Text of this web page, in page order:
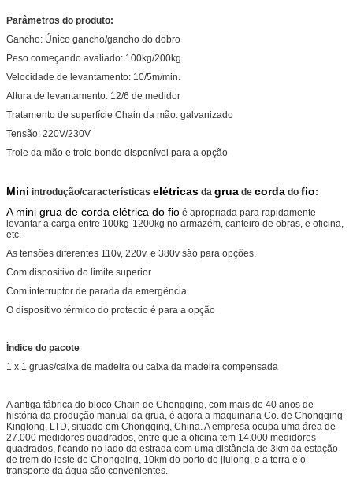
Parâmetros do produto:
Gancho: Único gancho/gancho do dobro
Peso começando avaliado: 100kg/200kg
Velocidade de levantamento: 10/5m/min.
Altura de levantamento: 12/6 de medidor
Tratamento de superfície Chain da mão: galvanizado
Tensão: 220V/230V
Trole da mão e trole bonde disponível para a opção
Mini introdução/características elétricas da grua de corda do fio:
A mini grua de corda elétrica do fio é apropriada para rapidamente
levantar a carga entre 100kg-1200kg no armazém, canteiro de obras, e oficina,
etc.
As tensões diferentes 110v, 220v, e 380v são para opções.
Com dispositivo do limite superior
Com interruptor de parada da emergência
O dispositivo térmico do protectio é para a opção
Índice do pacote
1 x 1 gruas/caixa de madeira ou caixa da madeira compensada
A antiga fábrica do bloco Chain de Chongqing, com mais de 40 anos de
história da produção manual da grua, é agora a maquinaria Co. de Chongqing
Kinglong, LTD, situado em Chongqing, China. A empresa ocupa uma área de
27.000 medidores quadrados, entre que a oficina tem 14.000 medidores
quadrados, ficando no lado da estrada com uma distância de 3km da estação
de trem do leste de Chongqing, 10km do porto do jiulong, e a terra e o
transporte da água são convenientes.